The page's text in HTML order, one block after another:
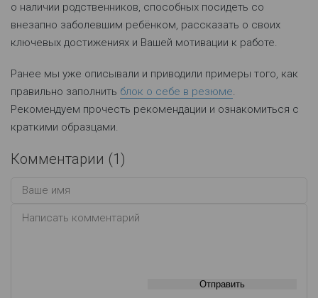
о наличии родственников, способных посидеть со
внезапно заболевшим ребёнком, рассказать о своих
ключевых достижениях и Вашей мотивации к работе.
Ранее мы уже описывали и приводили примеры того, как
правильно заполнить блок о себе в резюме.
Рекомендуем прочесть рекомендации и ознакомиться с
краткими образцами.
Комментарии (1)
Отправить